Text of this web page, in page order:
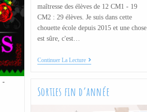
maîtresse des élèves de 12 CM1 - 19
CM2 : 29 élèves. Je suis dans cette
chouette école depuis 2015 et une chose
est sûre, c'est…
Continuer La Lecture
Sorties fin d’année